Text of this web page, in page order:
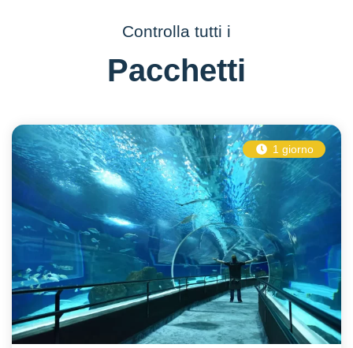
Controlla tutti i
Pacchetti
1 giorno